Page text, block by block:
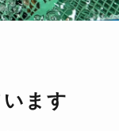
ます